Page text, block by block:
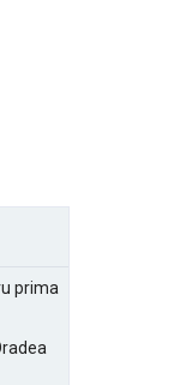
prima